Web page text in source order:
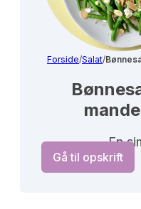
Forside/Salat/
En
Gå til opskrift